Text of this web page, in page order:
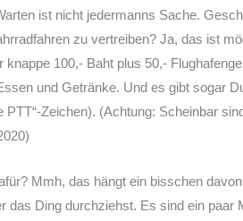
ist nicht jedermanns Sache.
zu vertreiben? Ja, das ist
100,- Baht plus 50,-
und Getränke. Und es gibt sogar
PTT“-Zeichen). (Achtung: Scheinbar
Mmh, das hängt ein bisschen
das Ding durchziehst. Es sind ein paar